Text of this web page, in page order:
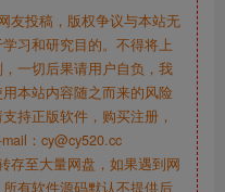
友投稿，版权争议与本站无
习和研究目的。不得将上
一切后果请用户自负，我
本站内容随之而来的风险
持正版软件，购买注册，
：cy@cy520.cc
存至大量网盘，如果遇到网
有软件源码默认不提供后